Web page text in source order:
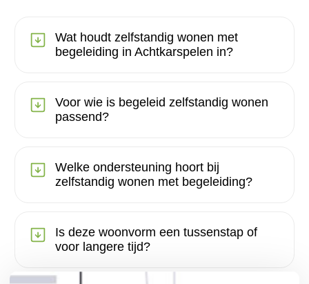
Wat houdt zelfstandig wonen met
begeleiding in Achtkarspelen in?
Voor wie is begeleid zelfstandig wonen
passend?
Welke ondersteuning hoort bij
zelfstandig wonen met begeleiding?
Is deze woonvorm een tussenstap of
voor langere tijd?